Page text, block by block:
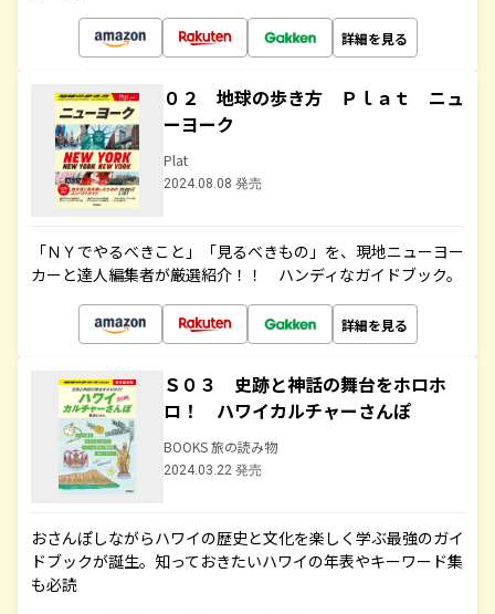
詳細を見る
０２ 地球の歩き方 Ｐｌａｔ ニュ
ーヨーク
Plat
2024.08.08 発売
「ＮＹでやるべきこと」「見るべきもの」を、現地ニューヨー
カーと達人編集者が厳選紹介！！ ハンディなガイドブック。
詳細を見る
Ｓ０３ 史跡と神話の舞台をホロホ
ロ！ ハワイカルチャーさんぽ
BOOKS 旅の読み物
2024.03.22 発売
おさんぽしながらハワイの歴史と文化を楽しく学ぶ最強のガイ
ドブックが誕生。知っておきたいハワイの年表やキーワード集
も必読